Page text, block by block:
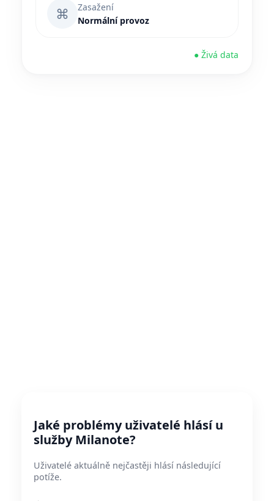
⌘
Zasažení
Normální provoz
● Živá data
Jaké problémy uživatelé hlásí u
služby Milanote?
Uživatelé aktuálně nejčastěji hlásí následující
potíže.